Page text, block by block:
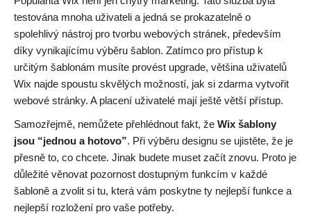
testována mnoha uživateli a jedná se prokazatelně o
spolehlivý nástroj pro tvorbu webových stránek, především
díky vynikajícímu výběru šablon. Zatímco pro přístup k
určitým šablonám musíte provést upgrade, většina uživatelů
Wix najde spoustu skvělých možností, jak si zdarma vytvořit
webové stránky. A placení uživatelé mají ještě větší přístup.
Samozřejmě, nemůžete přehlédnout fakt, že Wix šablony
jsou “jednou a hotovo”. Při výběru designu se ujistěte, že je
přesně to, co chcete. Jinak budete muset začít znovu. Proto je
důležité věnovat pozornost dostupným funkcím v každé
šabloně a zvolit si tu, která vám poskytne ty nejlepší funkce a
nejlepší rozložení pro vaše potřeby.